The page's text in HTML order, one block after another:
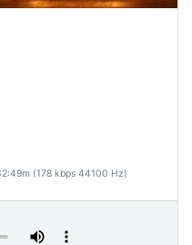
(178 kbps 44100 Hz)